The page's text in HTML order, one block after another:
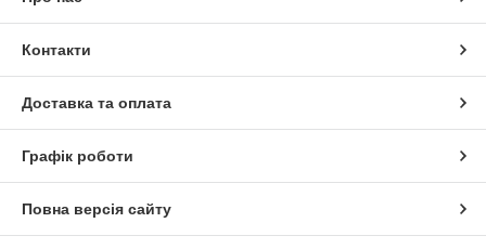
Контакти
Доставка та оплата
Графік роботи
Повна версія сайту